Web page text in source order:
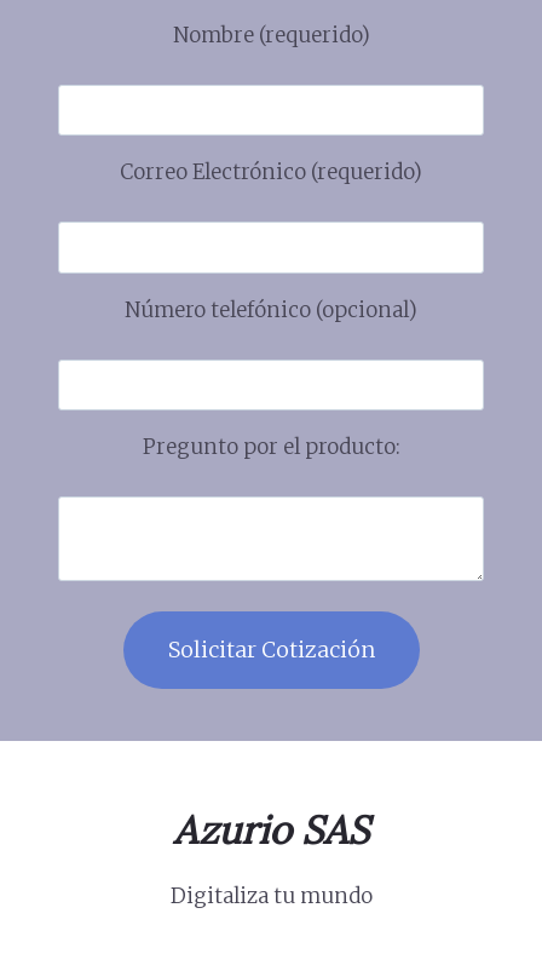
Nombre (requerido)
Correo Electrónico (requerido)
Número telefónico (opcional)
Pregunto por el producto:
Azurio SAS
Digitaliza tu mundo